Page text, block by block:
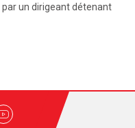
un dirigeant détenant
Youtube